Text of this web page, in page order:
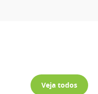
Veja todos